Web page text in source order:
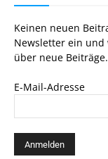
Keinen neuen
Newsletter ein
über neue Beiträge.
E-Mail-Adresse